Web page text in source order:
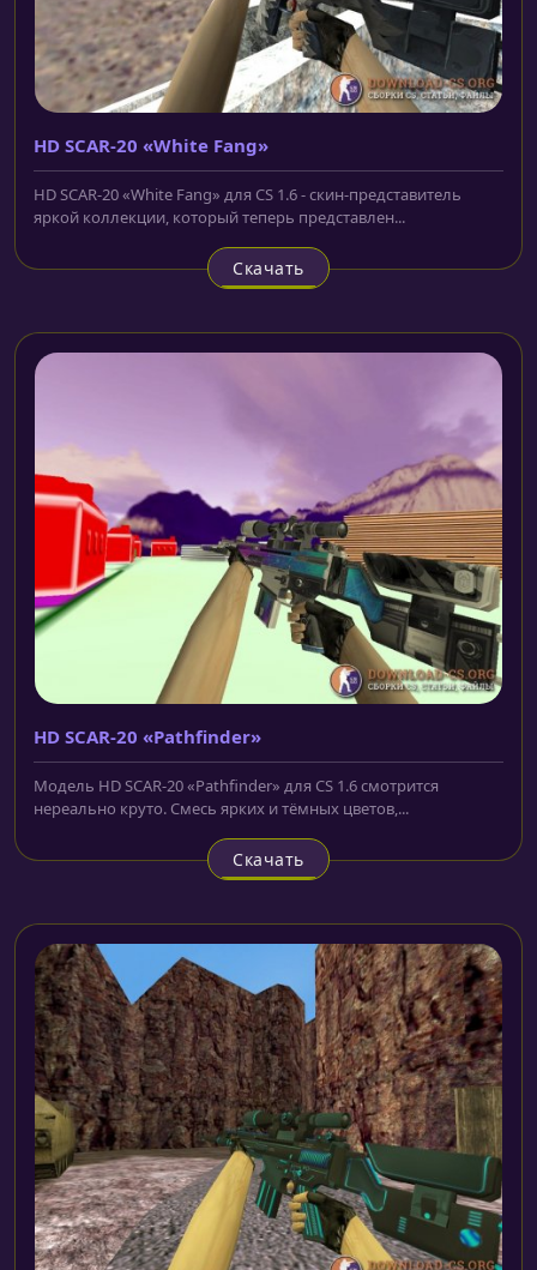
HD SCAR-20 «White Fang»
HD SCAR-20 «White Fang» для CS 1.6 - скин-представитель
яркой коллекции, который теперь представлен...
Скачать
HD SCAR-20 «Pathfinder»
Модель HD SCAR-20 «Pathfinder» для CS 1.6 смотрится
нереально круто. Смесь ярких и тёмных цветов,...
Скачать